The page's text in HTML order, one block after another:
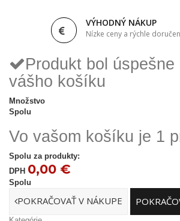
VÝHODNÝ NÁKUP
Nízke ceny a rýchle
Produkt bol úspešne
vášho košíku
Množstvo
Spolu
Vo vašom košíku je 1
Spolu za produkty:
DPH 0,00 €
Spolu
POKRAČOVAŤ V NÁKUPE